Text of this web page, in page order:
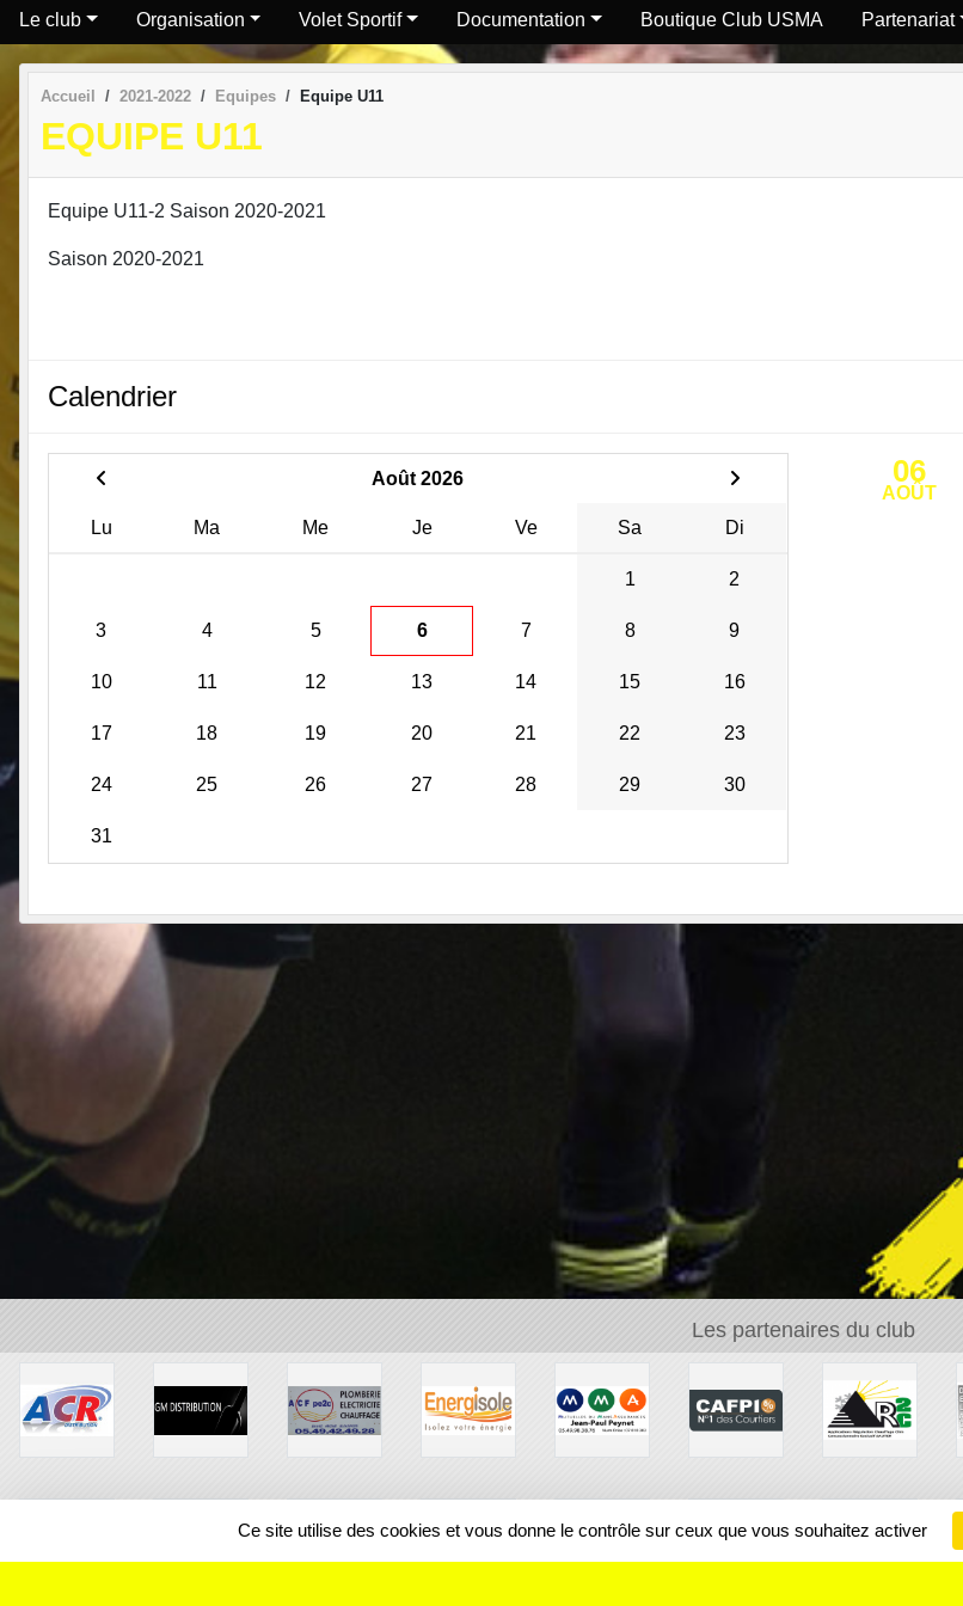
Le club Organisation Volet Sportif Documentation Boutique Club USMA Partenariat
Accueil 2021-2022 Equipes Equipe U11
EQUIPE U11
Equipe U11-2 Saison 2020-2021
Saison 2020-2021
Calendrier
Août 2026
Lu Ma Me Je Ve Sa Di
1 2
3 4 5 6 7 8 9
10 11 12 13 14 15 16
17 18 19 20 21 22 23
24 25 26 27 28 29 30
31
06
AOÛT
Les partenaires du club
Ce site utilise des cookies et vous donne le contrôle sur ceux que vous souhaitez activer